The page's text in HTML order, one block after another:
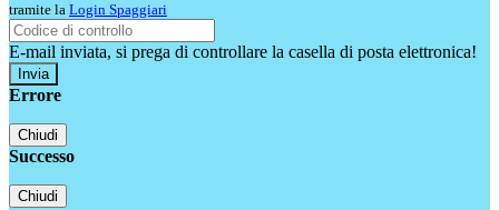
tramite la Login Spaggiari
E-mail inviata, si prega di controllare la casella di posta elettronica!
Errore
Chiudi
Successo
Chiudi